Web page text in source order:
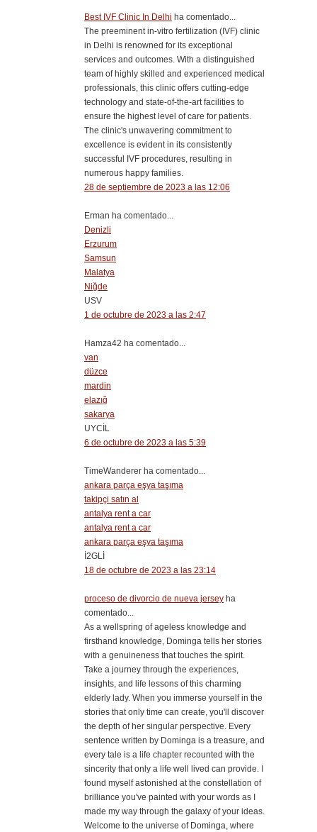
Best IVF Clinic In Delhi ha comentado...
The preeminent in-vitro fertilization (IVF) clinic
in Delhi is renowned for its exceptional
services and outcomes. With a distinguished
team of highly skilled and experienced medical
professionals, this clinic offers cutting-edge
technology and state-of-the-art facilities to
ensure the highest level of care for patients.
The clinic's unwavering commitment to
excellence is evident in its consistently
successful IVF procedures, resulting in
numerous happy families.
28 de septiembre de 2023 a las 12:06
Erman ha comentado...
Denizli
Erzurum
Samsun
Malatya
Niğde
USV
1 de octubre de 2023 a las 2:47
Hamza42 ha comentado...
van
düzce
mardin
elazığ
sakarya
UYCİL
6 de octubre de 2023 a las 5:39
TimeWanderer ha comentado...
ankara parça eşya taşıma
takipçi satın al
antalya rent a car
antalya rent a car
ankara parça eşya taşıma
İ2GLİ
18 de octubre de 2023 a las 23:14
proceso de divorcio de nueva jersey ha
comentado...
As a wellspring of ageless knowledge and
firsthand knowledge, Dominga tells her stories
with a genuineness that touches the spirit.
Take a journey through the experiences,
insights, and life lessons of this charming
elderly lady. When you immerse yourself in the
stories that only time can create, you'll discover
the depth of her singular perspective. Every
sentence written by Dominga is a treasure, and
every tale is a life chapter recounted with the
sincerity that only a life well lived can provide. I
found myself astonished at the constellation of
brilliance you've painted with your words as I
made my way through the galaxy of your ideas.
Welcome to the universe of Dominga, where